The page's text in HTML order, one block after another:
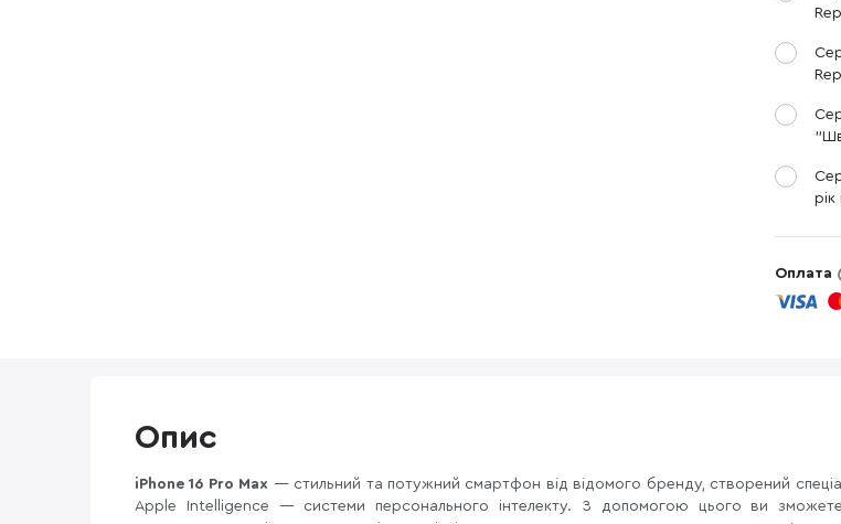
рік
Оплата
Опис
iPhone 16 Pro Max — стильний та потужний смартфон від відомого бренду, створений
Apple Intelligence — системи персонального інтелекту. З допомогою цього ви